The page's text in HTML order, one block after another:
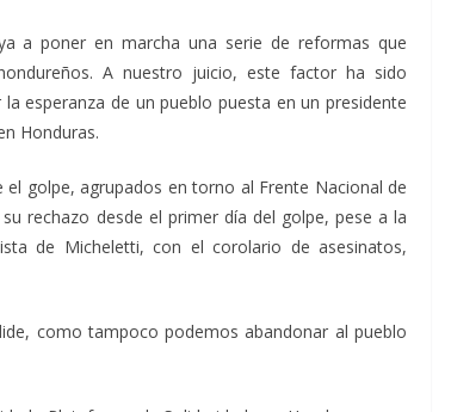
a poner en marcha una serie de reformas que
A nuestro juicio, este factor ha sido
esperanza de un pueblo puesta en un presidente
Honduras.
golpe, agrupados en torno al Frente Nacional de
rechazo desde el primer día del golpe, pese a la
de Micheletti, con el corolario de asesinatos,
como tampoco podemos abandonar al pueblo